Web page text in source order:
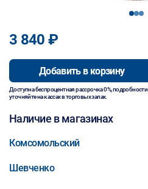
123
3 840 ₽
Добавить в корзину
Доступна беспроцентная рассрочка 0%, подробности
уточняйте на кассах в торговых залах.
Наличие в магазинах
Комсомольский
Шевченко